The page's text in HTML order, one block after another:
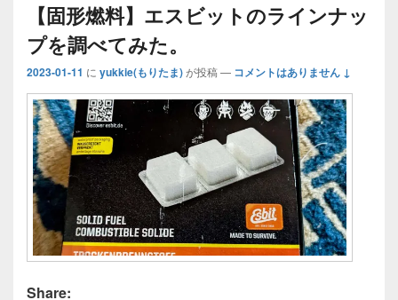
【固形燃料】エスビットのラインナッ
プを調べてみた。
2023-01-11 に yukkie(もりたま)が投稿 — コメントはありません ↓
Share: